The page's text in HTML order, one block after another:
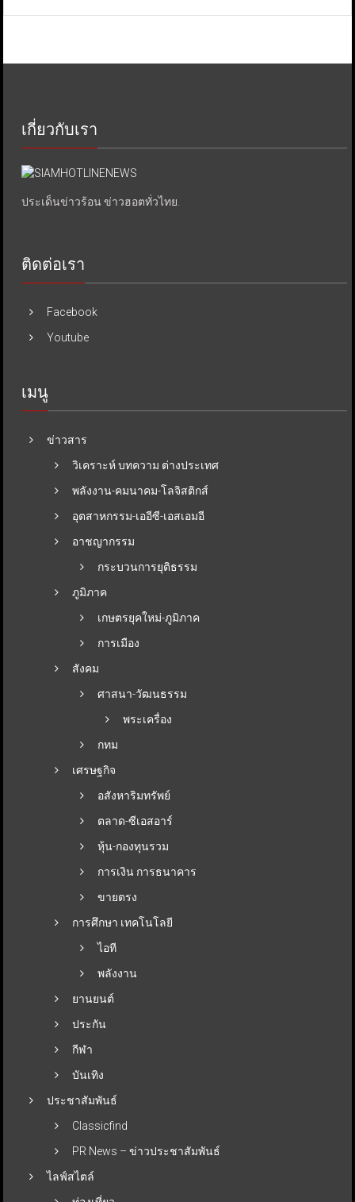
เกี่ยวกับเรา
ประเด็นข่าวร้อน ข่าวฮอตทั่วไทย.
ติดต่อเรา
Facebook
Youtube
เมนู
ข่าวสาร
วิเคราะห์ บทความ ต่างประเทศ
พลังงาน-คมนาคม-โลจิสติกส์
อุตสาหกรรม-เออีซี-เอสเอมอี
อาชญากรรม
กระบวนการยุติธรรม
ภูมิภาค
เกษตรยุคใหม่-ภูมิภาค
การเมือง
สังคม
ศาสนา-วัฒนธรรม
พระเครื่อง
กทม
เศรษฐกิจ
อสังหาริมทรัพย์
ตลาด-ซีเอสอาร์
หุ้น-กองทุนรวม
การเงิน การธนาคาร
ขายตรง
การศึกษา เทคโนโลยี
ไอที
พลังงาน
ยานยนต์
ประกัน
กีฬา
บันเทิง
ประชาสัมพันธ์
Classicfind
PR News – ข่าวประชาสัมพันธ์
ไลฟ์สไตล์